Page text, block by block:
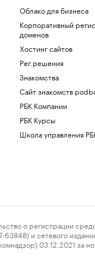
Облако для бизнеса
Корпоративный
доменов
Хостинг сайтов
Рег.решения
Знакомства
Сайт знакомств
РБК Компании
РБК Курсы
Школа управления
о регистрации
и сетевого
03.12.2021